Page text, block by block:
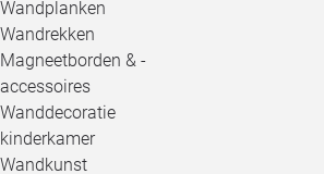
Wandplanken
Wandrekken
Magneetborden & -
accessoires
Wanddecoratie
kinderkamer
Wandkunst